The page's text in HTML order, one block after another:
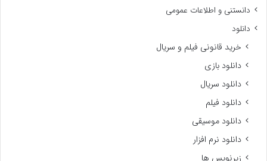
دانستنی و اطلاعات عمومی
دانلود
خرید قانونی فیلم و سریال
دانلود بازی
دانلود سریال
دانلود فیلم
دانلود موسیقی
دانلود نرم افزار
زیرنویس ها